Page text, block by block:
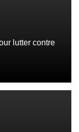
lutter contre